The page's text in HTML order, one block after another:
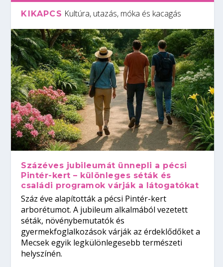
KIKAPCS Kultúra, utazás, móka és kacagás
Százéves jubileumát ünnepli a pécsi
Pintér-kert – különleges séták és
családi programok várják a látogatókat
Száz éve alapították a pécsi Pintér-kert
arborétumot. A jubileum alkalmából vezetett
séták, növénybemutatók és
gyermekfoglalkozások várják az érdeklődőket a
Mecsek egyik legkülönlegesebb természeti
helyszínén.